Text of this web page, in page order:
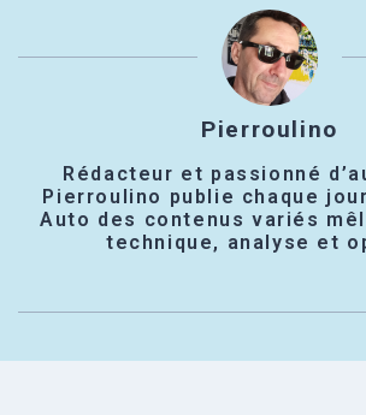
Pierroulino
Rédacteur et passionné
Pierroulino publie chaque
Auto des contenus variés
technique, analyse et